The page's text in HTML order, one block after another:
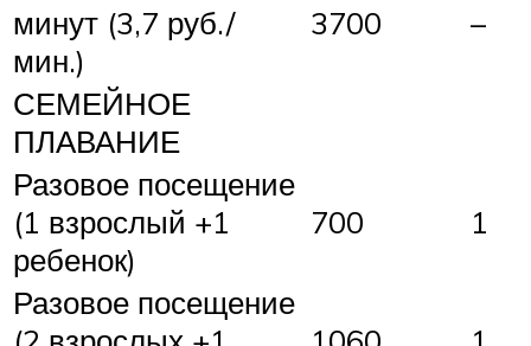
минут (3,7 руб./
мин.)
3700 –
СЕМЕЙНОЕ
ПЛАВАНИЕ
Разовое посещение
(1 взрослый +1
ребенок)
700 1
Разовое посещение